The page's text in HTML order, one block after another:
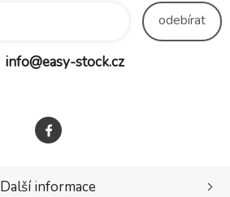
odebírat
info@easy-stock.cz
Další informace